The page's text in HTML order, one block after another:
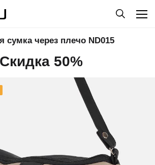
сумка через плечо ND015
Скидка 50%